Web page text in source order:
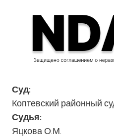
Суд:
Коптевский районный
Судья:
Яцкова О.М.